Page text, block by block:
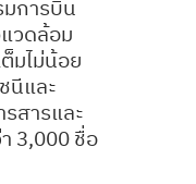
การบิน
วดล้อม
มไม่น้อย
นีและ
สารและ
3,000 ชื่อ